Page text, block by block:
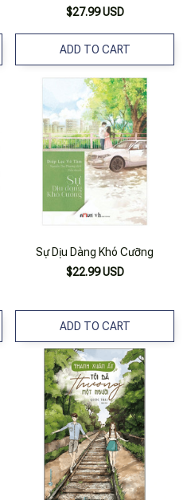
$27.99 USD
ADD TO CART
Sự Dịu Dàng Khó Cưỡng
$22.99 USD
ADD TO CART